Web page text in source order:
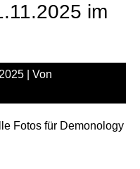
im
| Von
Fotos für Demonology